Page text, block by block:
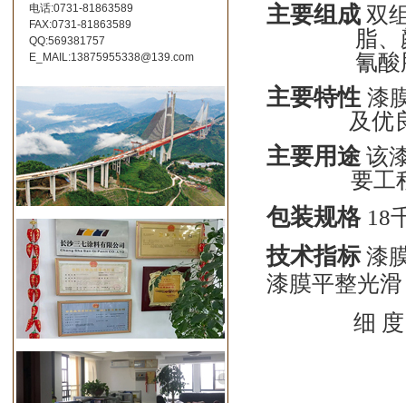
电话:0731-81863589
FAX:0731-81863589
QQ:569381757
E_MAIL:13875955338@139.com
主要组成 双
脂
氰酸
主要特性 漆
及优
主要用途该
要工
包装规格 18
技术指标 漆
漆膜平整光滑
细